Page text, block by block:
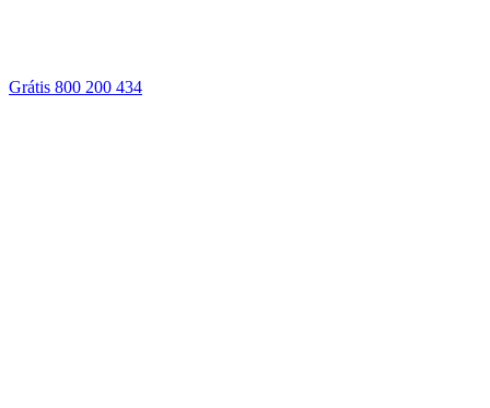
Grátis 800 200 434